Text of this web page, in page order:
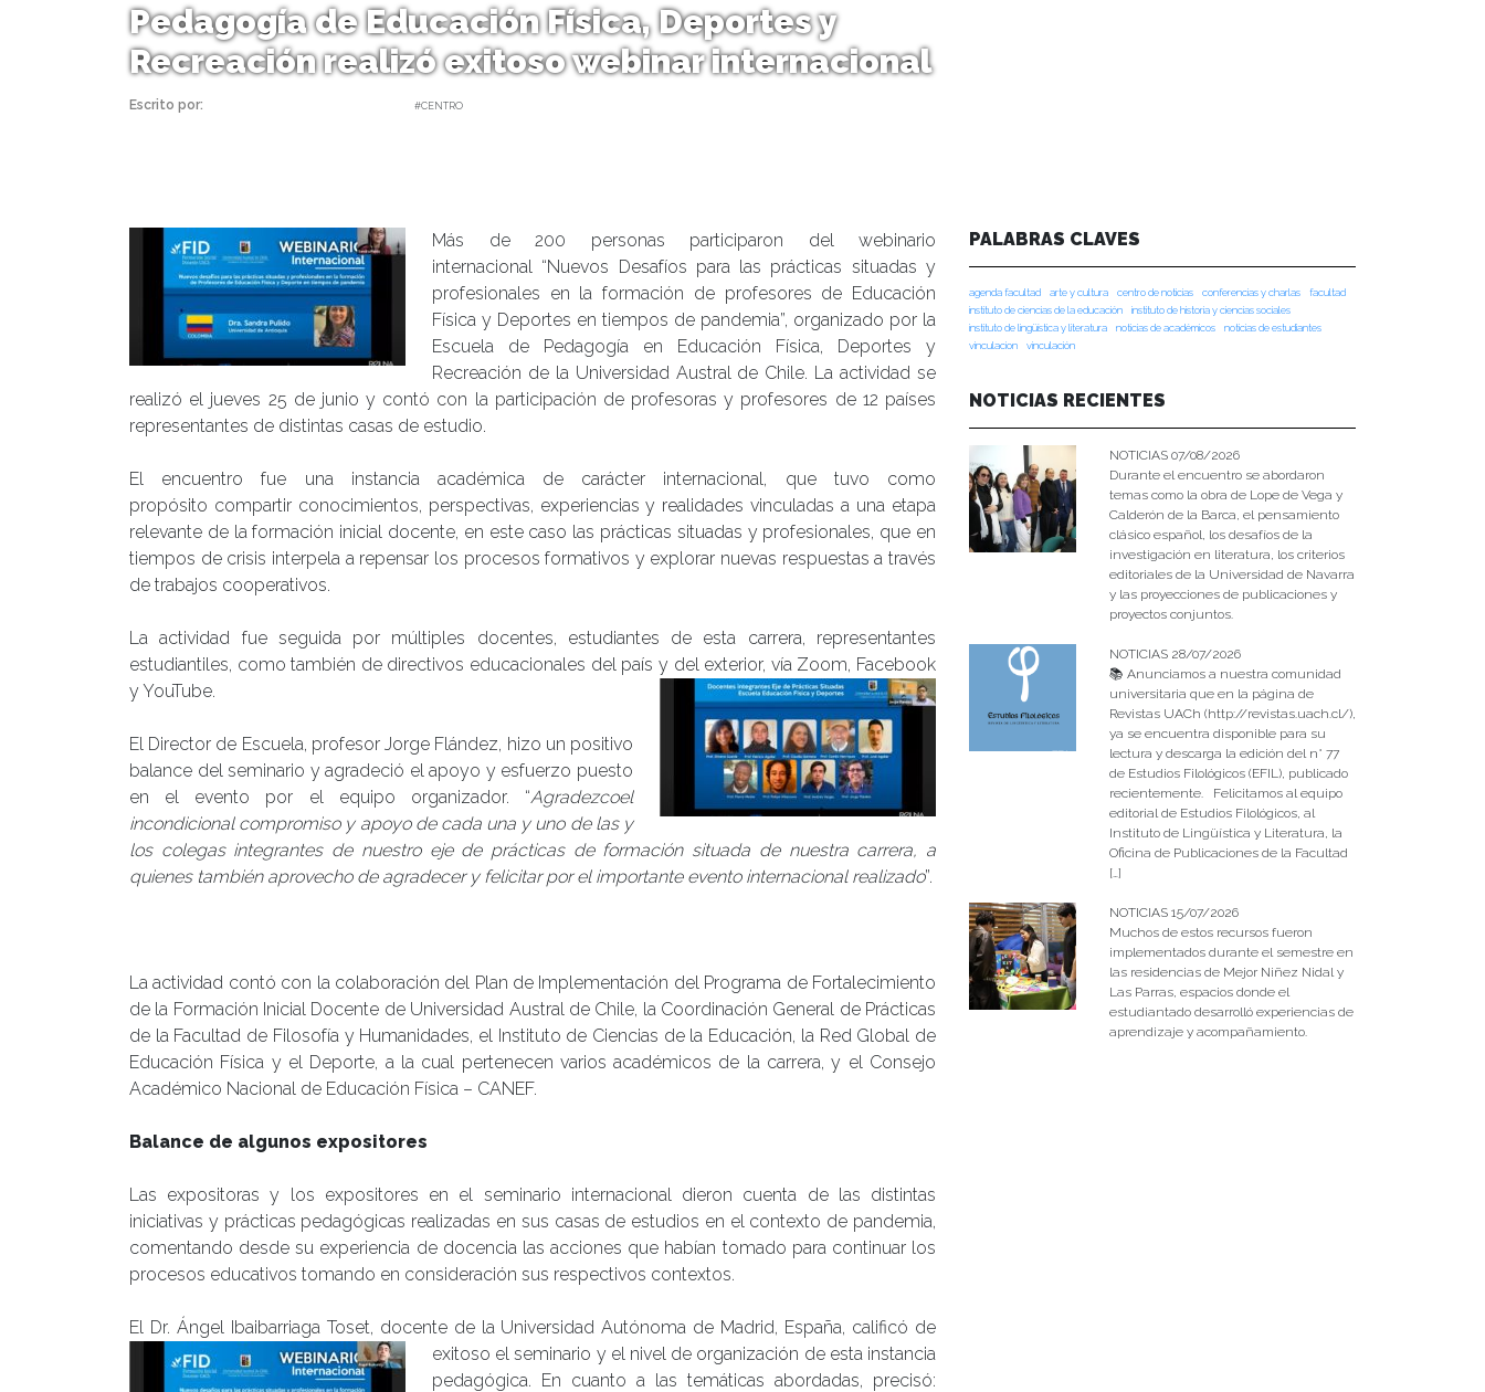
Pedagogía de Educación Física, Deportes y
Recreación realizó exitoso webinar internacional
Escrito por: #CENTRO
Más de 200 personas participaron del webinario
internacional “Nuevos Desafíos para las prácticas situadas y
profesionales en la formación de profesores de Educación
Física y Deportes en tiempos de pandemia”, organizado por la
Escuela de Pedagogía en Educación Física, Deportes y
Recreación de la Universidad Austral de Chile. La actividad se
realizó el jueves 25 de junio y contó con la participación de profesoras y profesores de 12 países
representantes de distintas casas de estudio.
El encuentro fue una instancia académica de carácter internacional, que tuvo como
propósito compartir conocimientos, perspectivas, experiencias y realidades vinculadas a una etapa
relevante de la formación inicial docente, en este caso las prácticas situadas y profesionales, que en
tiempos de crisis interpela a repensar los procesos formativos y explorar nuevas respuestas a través
de trabajos cooperativos.
La actividad fue seguida por múltiples docentes, estudiantes de esta carrera, representantes
estudiantiles, como también de directivos educacionales del país y del exterior, vía Zoom, Facebook
y YouTube.
El Director de Escuela, profesor Jorge Flández, hizo un positivo
balance del seminario y agradeció el apoyo y esfuerzo puesto
en el evento por el equipo organizador. “Agradezcoel
incondicional compromiso y apoyo de cada una y uno de las y
los colegas integrantes de nuestro eje de prácticas de formación situada de nuestra carrera, a
quienes también aprovecho de agradecer y felicitar por el importante evento internacional realizado”.
La actividad contó con la colaboración del Plan de Implementación del Programa de Fortalecimiento
de la Formación Inicial Docente de Universidad Austral de Chile, la Coordinación General de Prácticas
de la Facultad de Filosofía y Humanidades, el Instituto de Ciencias de la Educación, la Red Global de
Educación Física y el Deporte, a la cual pertenecen varios académicos de la carrera, y el Consejo
Académico Nacional de Educación Física – CANEF.
Balance de algunos expositores
Las expositoras y los expositores en el seminario internacional dieron cuenta de las distintas
iniciativas y prácticas pedagógicas realizadas en sus casas de estudios en el contexto de pandemia,
comentando desde su experiencia de docencia las acciones que habían tomado para continuar los
procesos educativos tomando en consideración sus respectivos contextos.
El Dr. Ángel Ibaibarriaga Toset, docente de la Universidad Autónoma de Madrid, España, calificó de
exitoso el seminario y el nivel de organización de esta instancia
pedagógica. En cuanto a las temáticas abordadas, precisó:
PALABRAS CLAVES
agenda facultad arte y cultura centro de noticias conferencias y charlas
facultad
instituto de ciencias de la educación
instituto de historia y ciencias sociales
instituto de lingüística y literatura
noticias de académicos
noticias de estudiantes
vinculacion
vinculación
NOTICIAS RECIENTES
NOTICIAS 07/08/2026
Durante el encuentro se abordaron
temas como la obra de Lope de Vega y
Calderón de la Barca, el pensamiento
clásico español, los desafíos de la
investigación en literatura, los criterios
editoriales de la Universidad de Navarra
y las proyecciones de publicaciones y
proyectos conjuntos.
NOTICIAS 28/07/2026
📚 Anunciamos a nuestra comunidad
universitaria que en la página de
Revistas UACh (http://revistas.uach.cl/),
ya se encuentra disponible para su
lectura y descarga la edición del n° 77
de Estudios Filológicos (EFIL), publicado
recientemente. Felicitamos al equipo
editorial de Estudios Filológicos, al
Instituto de Lingüística y Literatura, la
Oficina de Publicaciones de la Facultad
[…]
NOTICIAS 15/07/2026
Muchos de estos recursos fueron
implementados durante el semestre en
las residencias de Mejor Niñez Nidal y
Las Parras, espacios donde el
estudiantado desarrolló experiencias de
aprendizaje y acompañamiento.